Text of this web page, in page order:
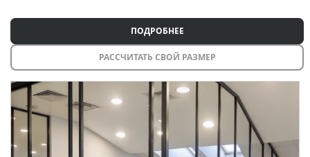
ПОДРОБНЕЕ
РАССЧИТАТЬ СВОЙ РАЗМЕР